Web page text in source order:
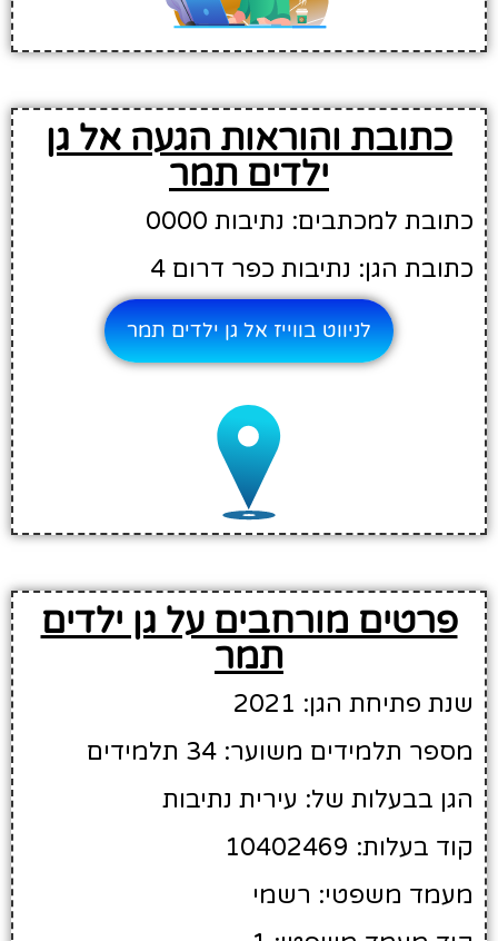
כתובת והוראות הגעה אל גן
ילדים תמר
כתובת למכתבים: נתיבות 0000
כתובת הגן: נתיבות כפר דרום 4
לניווט בווייז אל גן ילדים תמר
פרטים מורחבים על גן ילדים
תמר
שנת פתיחת הגן: 2021
מספר תלמידים משוער: 34 תלמידים
הגן בבעלות של: עירית נתיבות
קוד בעלות: 10402469
מעמד משפטי: רשמי